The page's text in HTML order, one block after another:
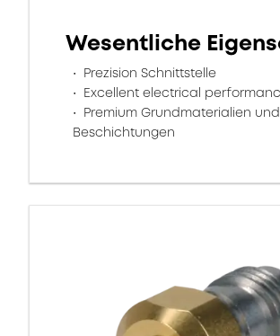
Wesentliche
Prezision Schnittstelle
Excellent electrical
Premium Grundmaterialien und
Beschichtungen